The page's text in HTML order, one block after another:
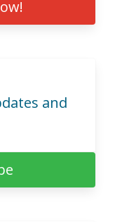
and